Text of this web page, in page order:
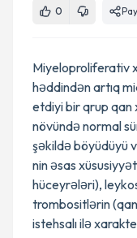
0
Miyeloproliferativ
həddindən artıq
etdiyi bir qrup qan
növündə normal
şəkildə böyüdüyü
nin əsas
hüceyrələri),
trombositlərin (qan
istehsalı ilə